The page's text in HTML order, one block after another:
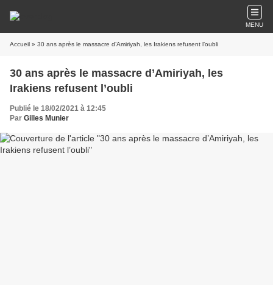
MENU
Accueil » 30 ans après le massacre d’Amiriyah, les Irakiens refusent l’oubli
30 ans après le massacre d’Amiriyah, les
Irakiens refusent l’oubli
Publié le 18/02/2021 à 12:45
Par Gilles Munier